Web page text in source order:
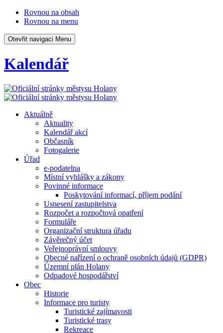
Rovnou na obsah
Rovnou na menu
Otevřit navigaci Menu
Kalendář
Aktuálně
Aktuality
Kalendář akcí
Občasník
Fotogalerie
Úřad
e-podatelna
Místní vyhlášky a zákony
Povinné informace
Poskytování informací, příjem podání
Usnesení zastupitelstva
Rozpočet a rozpočtová opatření
Formuláře
Organizační struktura úřadu
Závěrečný účet
Veřejnoprávní smlouvy
Obecné nařízení o ochraně osobních údajů (GDPR)
Územní plán Holany
Odpadové hospodářství
Obec
Historie
Informace pro turisty
Turistické zajímavosti
Turistické trasy
Rekreace